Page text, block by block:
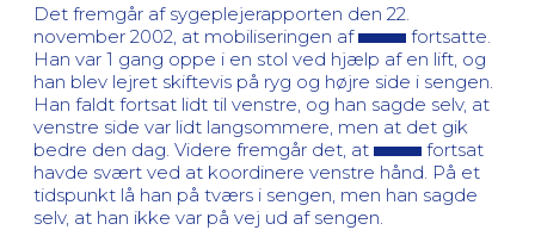
Det fremgår af sygeplejerapporten den 22.
november 2002, at mobiliseringen af
fortsatte.
Han var 1 gang oppe i en stol ved hjælp af en lift, og
han blev lejret skiftevis på ryg og højre side i sengen.
Han faldt fortsat lidt til venstre, og han sagde selv, at
venstre side var lidt langsommere, men at det gik
bedre den dag. Videre fremgår det, at
fortsat
havde svært ved at koordinere venstre hånd. På et
tidspunkt lå han på tværs i sengen, men han sagde
selv, at han ikke var på vej ud af sengen.